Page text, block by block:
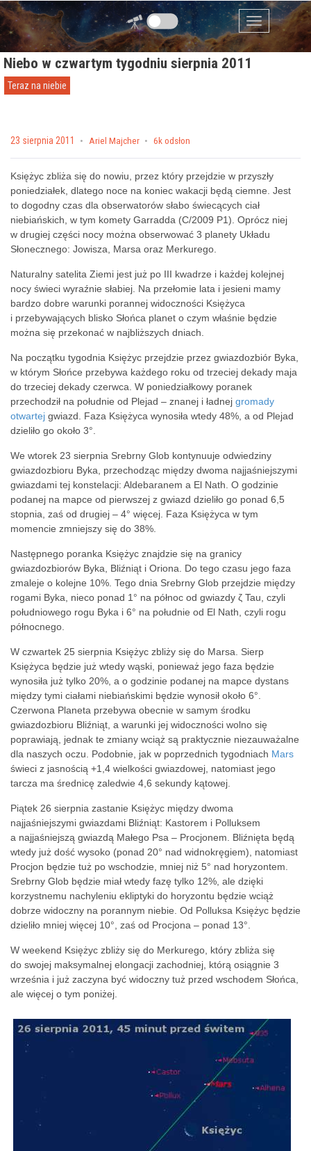
Przejdź do zawartości
Menu
Niebo w czwartym tygodniu sierpnia 2011
Teraz na niebie
Posted on
23 sierpnia 2011 by Ariel Majcher 6k odsłon
Księżyc zbliża się do nowiu, przez który przejdzie w przyszły
poniedziałek, dlatego noce na koniec wakacji będą ciemne. Jest
to dogodny czas dla obserwatorów słabo świecących ciał
niebiańskich, w tym komety Garradda (C/2009 P1). Oprócz niej
w drugiej części nocy można obserwować 3 planety Układu
Słonecznego: Jowisza, Marsa oraz Merkurego.
Naturalny satelita Ziemi jest już po III kwadrze i każdej kolejnej
nocy świeci wyraźnie słabiej. Na przełomie lata i jesieni mamy
bardzo dobre warunki porannej widoczności Księżyca
i przebywających blisko Słońca planet o czym właśnie będzie
można się przekonać w najbliższych dniach.
Na początku tygodnia Księżyc przejdzie przez gwiazdozbiór Byka,
w którym Słońce przebywa każdego roku od trzeciej dekady maja
do trzeciej dekady czerwca. W poniedziałkowy poranek
przechodził na południe od Plejad – znanej i ładnej gromady
otwartej gwiazd. Faza Księżyca wynosiła wtedy 48%, a od Plejad
dzieliło go około 3°.
We wtorek 23 sierpnia Srebrny Glob kontynuuje odwiedziny
gwiazdozbioru Byka, przechodząc między dwoma najjaśniejszymi
gwiazdami tej konstelacji: Aldebaranem a El Nath. O godzinie
podanej na mapce od pierwszej z gwiazd dzieliło go ponad 6,5
stopnia, zaś od drugiej – 4° więcej. Faza Księżyca w tym
momencie zmniejszy się do 38%.
Następnego poranka Księżyc znajdzie się na granicy
gwiazdozbiorów Byka, Bliźniąt i Oriona. Do tego czasu jego faza
zmaleje o kolejne 10%. Tego dnia Srebrny Glob przejdzie między
rogami Byka, nieco ponad 1° na północ od gwiazdy ζ Tau, czyli
południowego rogu Byka i 6° na południe od El Nath, czyli rogu
północnego.
W czwartek 25 sierpnia Księżyc zbliży się do Marsa. Sierp
Księżyca będzie już wtedy wąski, ponieważ jego faza będzie
wynosiła już tylko 20%, a o godzinie podanej na mapce dystans
między tymi ciałami niebiańskimi będzie wynosił około 6°.
Czerwona Planeta przebywa obecnie w samym środku
gwiazdozbioru Bliźniąt, a warunki jej widoczności wolno się
poprawiają, jednak te zmiany wciąż są praktycznie niezauważalne
dla naszych oczu. Podobnie, jak w poprzednich tygodniach Mars
świeci z jasnością +1,4 wielkości gwiazdowej, natomiast jego
tarcza ma średnicę zaledwie 4,6 sekundy kątowej.
Piątek 26 sierpnia zastanie Księżyc między dwoma
najjaśniejszymi gwiazdami Bliźniąt: Kastorem i Polluksem
a najjaśniejszą gwiazdą Małego Psa – Procjonem. Bliźnięta będą
wtedy już dość wysoko (ponad 20° nad widnokręgiem), natomiast
Procjon będzie tuż po wschodzie, mniej niż 5° nad horyzontem.
Srebrny Glob będzie miał wtedy fazę tylko 12%, ale dzięki
korzystnemu nachyleniu ekliptyki do horyzontu będzie wciąż
dobrze widoczny na porannym niebie. Od Polluksa Księżyc będzie
dzieliło mniej więcej 10°, zaś od Procjona – ponad 13°.
W weekend Księżyc zbliży się do Merkurego, który zbliża się
do swojej maksymalnej elongacji zachodniej, którą osiągnie 3
września i już zaczyna być widoczny tuż przed wschodem Słońca,
ale więcej o tym poniżej.